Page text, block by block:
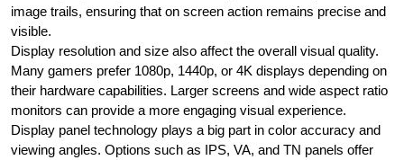
image trails, ensuring that on screen action remains precise and
visible.
Display resolution and size also affect the overall visual quality.
Many gamers prefer 1080p, 1440p, or 4K displays depending on
their hardware capabilities. Larger screens and wide aspect ratio
monitors can provide a more engaging visual experience.
Display panel technology plays a big part in color accuracy and
viewing angles. Options such as IPS, VA, and TN panels offer